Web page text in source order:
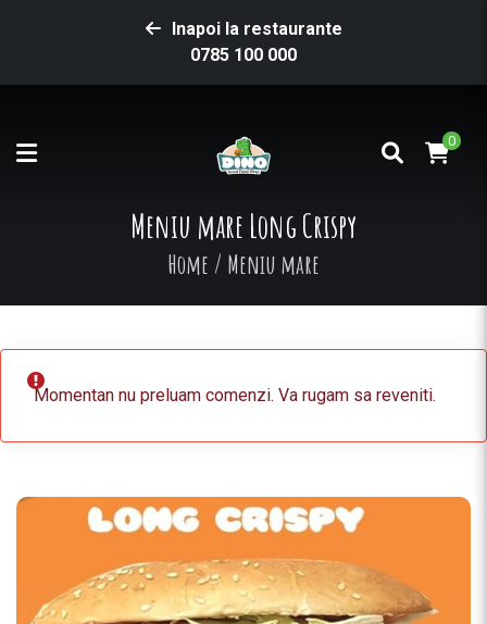
Inapoi la restaurante
0785 100 000
0
Meniu mare Long Crispy
Home / Meniu mare
Momentan nu preluam comenzi. Va rugam sa reveniti.